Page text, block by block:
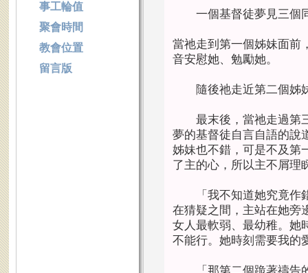
一個基督徒夢見三個同
當祂走到第一個姊妹面前
音安慰她、勉勵她。
隨後祂走近第二個姊
最末後，當祂走過第三
夢的基督徒自言自語的說
姊妹也不錯，可是不及第
了主的心，所以主不屑理
「我不知道她究竟作錯
在猜疑之間，主站在她旁
女人最軟弱、最幼稚。她
不能行。她時刻需要我的
事工輪值
聚會時間
教會位置
留言版